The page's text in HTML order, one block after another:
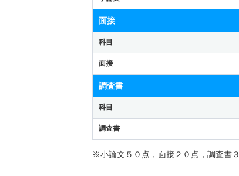
面接
科目
面接
調査書
科目
調査書
※小論文５０点，面接２０点，調査書